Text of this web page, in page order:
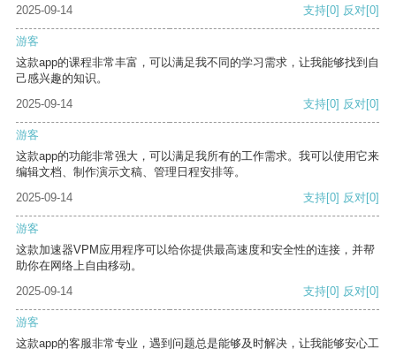
2025-09-14 支持[0] 反对[0]
游客
这款app的课程非常丰富，可以满足我不同的学习需求，让我能够找到自
己感兴趣的知识。
2025-09-14
支持[0] 反对[0]
游客
这款app的功能非常强大，可以满足我所有的工作需求。我可以使用它来
编辑文档、制作演示文稿、管理日程安排等。
2025-09-14
支持[0] 反对[0]
游客
这款加速器VPM应用程序可以给你提供最高速度和安全性的连接，并帮
助你在网络上自由移动。
2025-09-14
支持[0] 反对[0]
游客
这款app的客服非常专业，遇到问题总是能够及时解决，让我能够安心工